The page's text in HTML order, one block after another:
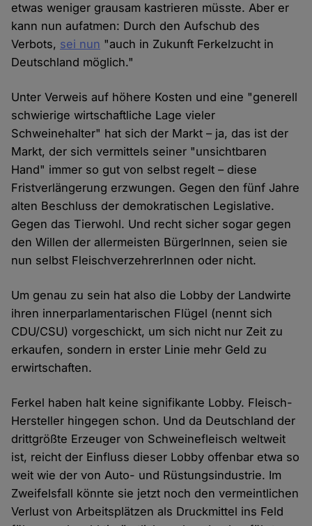
etwas weniger grausam kastrieren müsste. Aber er
kann nun aufatmen: Durch den Aufschub des
Verbots, sei nun "auch in Zukunft Ferkelzucht in
Deutschland möglich."
Unter Verweis auf höhere Kosten und eine "generell
schwierige wirtschaftliche Lage vieler
Schweinehalter" hat sich der Markt – ja, das ist der
Markt, der sich vermittels seiner "unsichtbaren
Hand" immer so gut von selbst regelt – diese
Fristverlängerung erzwungen. Gegen den fünf Jahre
alten Beschluss der demokratischen Legislative.
Gegen das Tierwohl. Und recht sicher sogar gegen
den Willen der allermeisten BürgerInnen, seien sie
nun selbst FleischverzehrerInnen oder nicht.
Um genau zu sein hat also die Lobby der Landwirte
ihren innerparlamentarischen Flügel (nennt sich
CDU/CSU) vorgeschickt, um sich nicht nur Zeit zu
erkaufen, sondern in erster Linie mehr Geld zu
erwirtschaften.
Ferkel haben halt keine signifikante Lobby. Fleisch-
Hersteller hingegen schon. Und da Deutschland der
drittgrößte Erzeuger von Schweinefleisch weltweit
ist, reicht der Einfluss dieser Lobby offenbar etwa so
weit wie der von Auto- und Rüstungsindustrie. Im
Zweifelsfall könnte sie jetzt noch den vermeintlichen
Verlust von Arbeitsplätzen als Druckmittel ins Feld